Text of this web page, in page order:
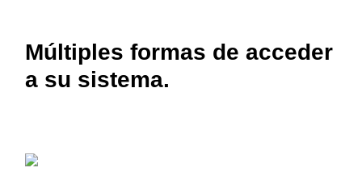
Múltiples formas de acceder
a su sistema.